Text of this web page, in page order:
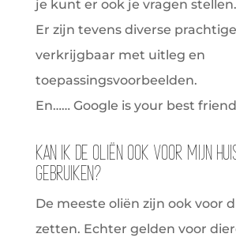
je kunt er ook je vragen stellen.
Er zijn tevens diverse
verkrijgbaar met uitleg en
toepassingsvoorbeelden.
En…… Google is your best
Kan ik de oliën ook voor mijn
gebruiken?
De meeste oliën zijn ook voor
zetten. Echter gelden voor